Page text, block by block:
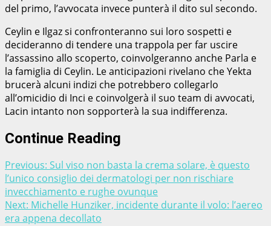
del primo, l’avvocata invece punterà il dito sul secondo.
Ceylin e Ilgaz si confronteranno sui loro sospetti e
decideranno di tendere una trappola per far uscire
l’assassino allo scoperto, coinvolgeranno anche Parla e
la famiglia di Ceylin. Le anticipazioni rivelano che Yekta
brucerà alcuni indizi che potrebbero collegarlo
all’omicidio di Inci e coinvolgerà il suo team di avvocati,
Lacin intanto non sopporterà la sua indifferenza.
Continue Reading
Previous: Sul viso non basta la crema solare, è questo
l’unico consiglio dei dermatologi per non rischiare
invecchiamento e rughe ovunque
Next: Michelle Hunziker, incidente durante il volo: l’aereo
era appena decollato